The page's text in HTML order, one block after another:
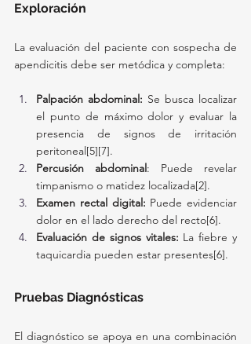
Exploración
La evaluación del paciente con sospecha de
apendicitis debe ser metódica y completa:
Palpación abdominal: Se busca localizar
el punto de máximo dolor y evaluar la
presencia de signos de irritación
peritoneal[5][7].
Percusión abdominal: Puede revelar
timpanismo o matidez localizada[2].
Examen rectal digital: Puede evidenciar
dolor en el lado derecho del recto[6].
Evaluación de signos vitales: La fiebre y
taquicardia pueden estar presentes[6].
Pruebas Diagnósticas
El diagnóstico se apoya en una combinación